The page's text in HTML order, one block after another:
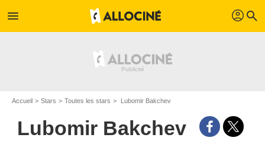
menu profil search
Accueil Stars Toutes les stars Lubomir Bakchev
Lubomir Bakchev